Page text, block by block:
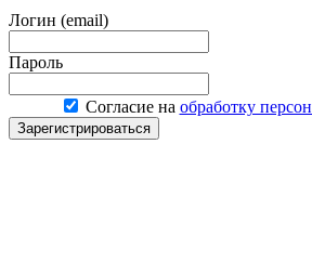
Логин (email)
Пароль
Согласие на обработку
Зарегистрироваться